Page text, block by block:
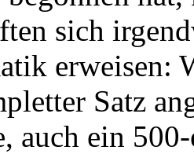
sich
erweisen:
Satz
auch ein